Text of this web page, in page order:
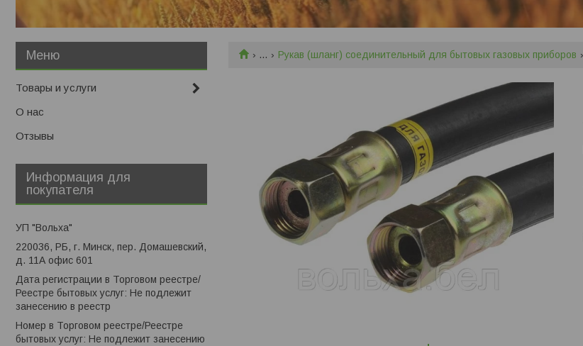
... Рукав (шланг) соединительный для бытовых газовых приборов
Товары и услуги
О нас
Отзывы
Информация для
покупателя
УП "Вольха"
220036, РБ, г. Минск, пер. Домашевский,
д. 11А офис 601
Дата регистрации в Торговом реестре/
Реестре бытовых услуг: Не подлежит
занесению в реестр
Номер в Торговом реестре/Реестре
бытовых услуг: Не подлежит занесению